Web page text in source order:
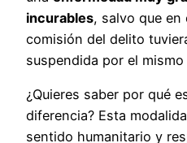
incurables, salvo que en
comisión del delito
suspendida por el
¿Quieres saber por qué
diferencia? Esta
sentido humanitario y